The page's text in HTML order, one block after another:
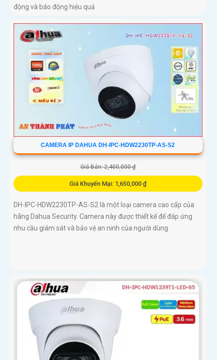
động và báo động hiệu quả
CAMERA IP DAHUA DH-IPC-HDW2230TP-AS-S2
Giá Bán: 2,400,000 ₫
Giá Khuyến Mại: 1,650,000 ₫
DH-IPC-HDW2230TP-AS-S2 là một loại camera cao cấp của
hãng Dahua Security. Camera này được thiết kế để đáp ứng
nhu cầu giám sát và bảo vệ an ninh của người dùng